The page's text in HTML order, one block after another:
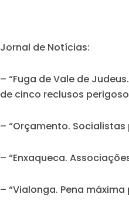
Jornal de Notícias:
– “Fuga de Vale de
de cinco reclusos
– “Orçamento.
– “Enxaqueca.
– “Vialonga. Pena